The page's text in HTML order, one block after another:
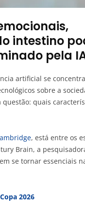
intestino
pela
artificial se
sobre a
quais
, está entre os
Brain, a
se tornar essenciais
2026